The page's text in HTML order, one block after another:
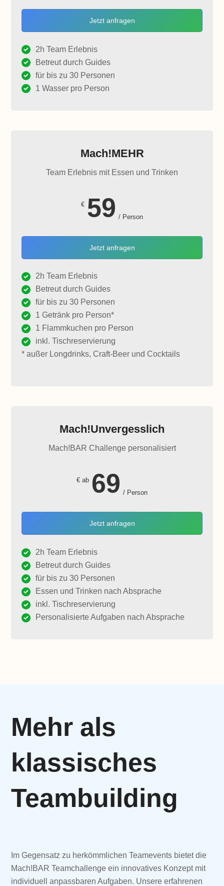
Jetzt anfragen
2h Team Erlebnis
Betreut durch Guides
für bis zu 30 Personen
1 Wasser pro Person
Mach!MEHR
Team Erlebnis mit Essen und Trinken
€ 59 / Person
Jetzt anfragen
2h Team Erlebnis
Betreut durch Guides
für bis zu 30 Personen
1 Getränk pro Person*
1 Flammkuchen pro Person
inkl. Tischreservierung
* außer Longdrinks, Craft-Beer und Cocktails
Mach!Unvergesslich
Mach!BAR Challenge personalisiert
€ ab 69 / Person
Jetzt anfragen
2h Team Erlebnis
Betreut durch Guides
für bis zu 30 Personen
Essen und Trinken nach Absprache
inkl. Tischreservierung
Personalisierte Aufgaben nach Absprache
Mehr als
klassisches
Teambuilding
Im Gegensatz zu herkömmlichen Teamevents bietet die
Mach!BAR Teamchallenge ein innovatives Konzept mit
individuell anpassbaren Aufgaben. Unsere erfahrenen